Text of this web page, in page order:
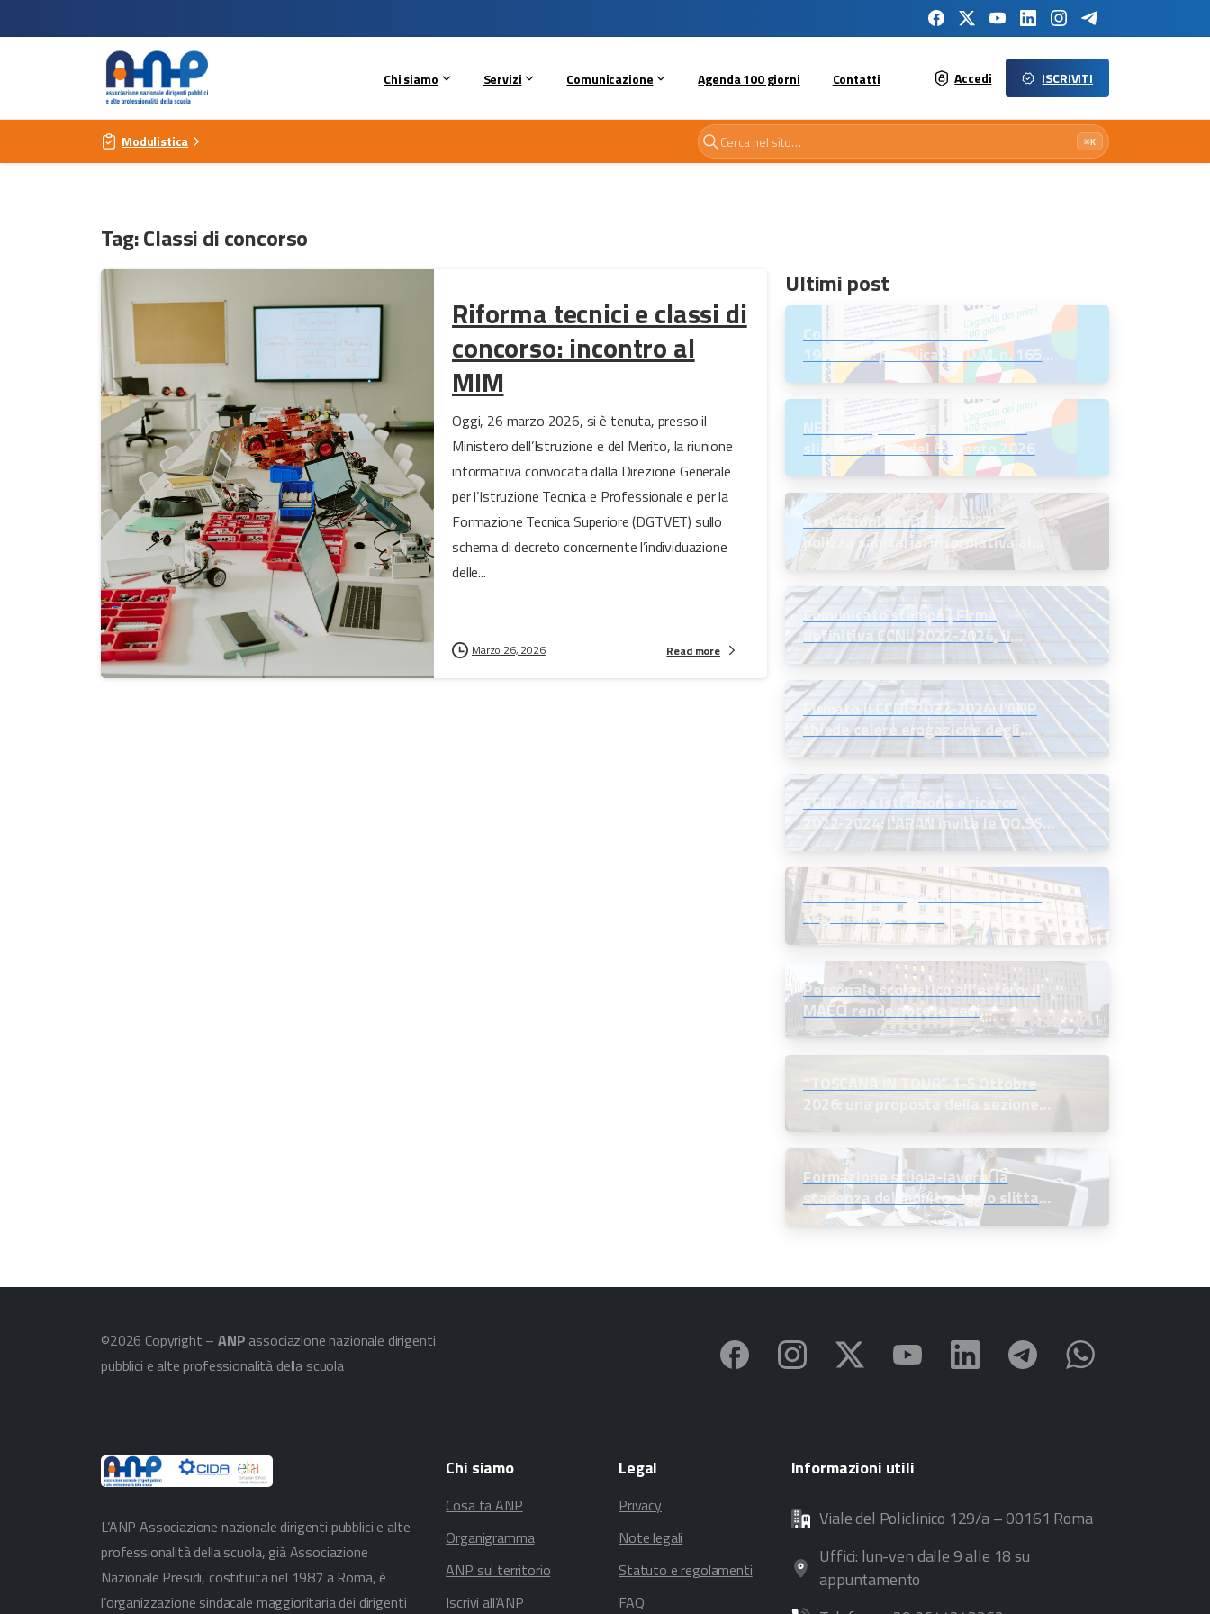
Chi siamo Servizi Comunicazione Agenda 100 giorni Contatti Accedi ISCRIVITI
Modulistica ⌘K
Tag:Classi di concorso
Riforma tecnici e classi di
concorso: incontro al
MIM
Oggi, 26 marzo 2026, si è tenuta, presso il
Ministero dell’Istruzione e del Merito, la riunione
informativa convocata dalla Direzione Generale
per l’Istruzione Tecnica e Professionale e per la
Formazione Tecnica Superiore (DGTVET) sullo
schema di decreto concernente l’individuazione
delle...
Marzo 26, 2026 Read more
Ultimi post
Concorso riservato D.M. n.
197/2023: pubblicati il D.M. n. 165
del 7 agosto 2026 e l’Avviso per la
scelta della regione
NEODS26 | La registrazione e le
slide della call del 6 agosto 2026
Assunzioni dei DS 2026/27 e
polizza sanitaria: informativa al
Comunicato stampa | Firma
definitiva CCNL 2022-2024, il
commento del Presidente ANP
Firmato il CCNL 2022-2024: l’ANP
chiede celere erogazione degli
arretrati
CCNL Area istruzione e ricerca
2022-2024: l’ARAN invita le OO.SS.
alla firma definitiva
Assunzioni dirigenti scolastici: un
segnale importante
Personale scolastico all’estero: il
MAECI rende note le sedi
disponibili e indice le selezioni
Formazione scuola-lavoro: la
scadenza del monitoraggio slitta
all’11 settembre 2026
©2026 Copyright –ANP associazione nazionale dirigenti
pubblici e alte professionalità della scuola
L’ANP Associazione nazionale dirigenti pubblici e alte
professionalità della scuola, già Associazione
Nazionale Presidi, costituita nel 1987 a Roma, è
l’organizzazione sindacale maggioritaria dei dirigenti
Chi siamo
Cosa fa ANP
Organigramma
ANP sul territorio
Iscrivi all’ANP
Legal
Privacy
Note legali
Statuto e regolamenti
FAQ
Informazioni utili
Viale del Policlinico 129/a – 00161 Roma
Uffici: lun-ven dalle 9 alle 18 su
appuntamento